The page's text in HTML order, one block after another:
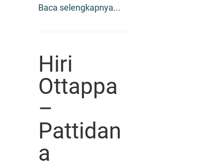
Baca selengkapnya...
Hiri
Ottappa
–
Pattidan
a